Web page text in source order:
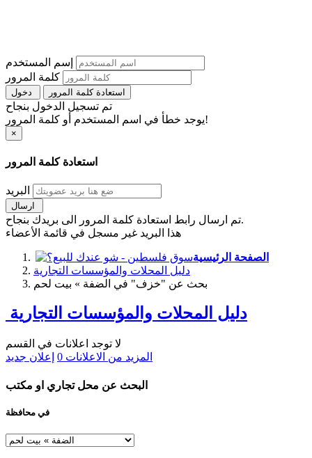
إسم المستخدم
كلمة المرور
استعادة كلمة المرور
تم تسجيل الدخول بنجاح
يوجد خطأ في اسم المستخدم أو كلمة المرور!
×
استعادة كلمة المرور
البريد
تم ارسال رابط استعادة كلمة المرور الى بريدك بنجاح.
هذا البريد غير مسجل في قائمة الأعضاء
الصفحة الرئيسية
دليل المحلات والمؤسسات التجارية
بحث عن "خزف" في الضفة » بيت لحم
دليل المحلات والمؤسسات التجارية
لا توجد اعلانات في القسم
المزيد من الاعلانات 0 إعلان جديد
البحث عن محل تجاري او مكتب
في محافظة